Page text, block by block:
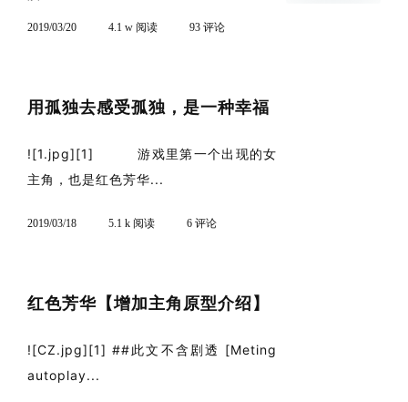
2019/03/20 4.1 w 阅读 93 评论
用孤独去感受孤独，是一种幸福
![1.jpg][1] 游戏里第一个出现的女
主角，也是红色芳华...
2019/03/18 5.1 k 阅读 6 评论
红色芳华【增加主角原型介绍】
![CZ.jpg][1] ##此文不含剧透 [Meting
autoplay...